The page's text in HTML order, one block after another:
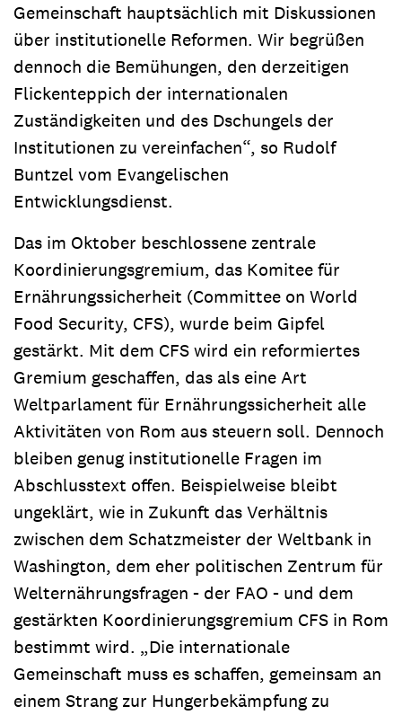
Gemeinschaft hauptsächlich mit Diskussionen
über institutionelle Reformen. Wir begrüßen
dennoch die Bemühungen, den derzeitigen
Flickenteppich der internationalen
Zuständigkeiten und des Dschungels der
Institutionen zu vereinfachen“, so Rudolf
Buntzel vom Evangelischen
Entwicklungsdienst.
Das im Oktober beschlossene zentrale
Koordinierungsgremium, das Komitee für
Ernährungssicherheit (Committee on World
Food Security, CFS), wurde beim Gipfel
gestärkt. Mit dem CFS wird ein reformiertes
Gremium geschaffen, das als eine Art
Weltparlament für Ernährungssicherheit alle
Aktivitäten von Rom aus steuern soll. Dennoch
bleiben genug institutionelle Fragen im
Abschlusstext offen. Beispielweise bleibt
ungeklärt, wie in Zukunft das Verhältnis
zwischen dem Schatzmeister der Weltbank in
Washington, dem eher politischen Zentrum für
Welternährungsfragen - der FAO - und dem
gestärkten Koordinierungsgremium CFS in Rom
bestimmt wird. „Die internationale
Gemeinschaft muss es schaffen, gemeinsam an
einem Strang zur Hungerbekämpfung zu